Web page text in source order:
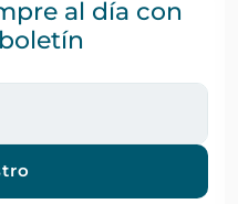
al día con